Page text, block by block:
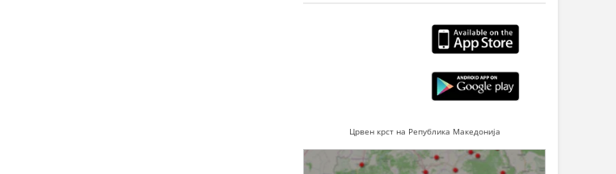
Црвен крст на Република Македонија